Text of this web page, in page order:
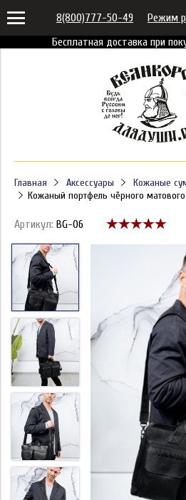
Бесплатная доставка при
8(800)777-50-49 Режим
Главная Аксессуары Кожаные
Кожаный портфель чёрного
Артикул: BG-06